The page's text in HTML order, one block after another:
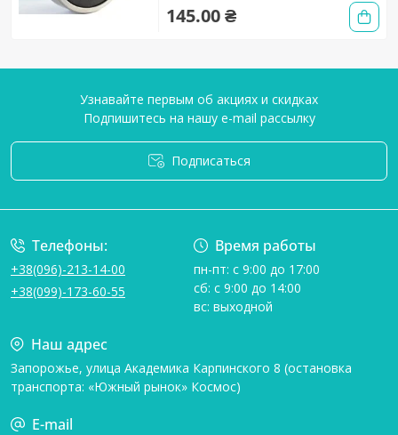
145.00 ₴
Узнавайте первым об акциях и скидках
Подпишитесь на нашу e-mail рассылку
Подписаться
Телефоны:
+38(096)-213-14-00
+38(099)-173-60-55
Время работы
пн-пт: с 9:00 до 17:00
сб: с 9:00 до 14:00
вс: выходной
Наш адрес
Запорожье, улица Академика Карпинского 8 (остановка
транспорта: «Южный рынок» Космос)
E-mail